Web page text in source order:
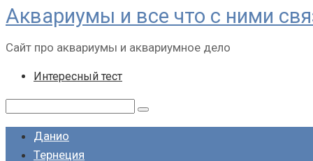
Перейти
контенту
Аквариумы и все что с ними
Сайт про аквариумы и аквариумное дело
Интересный тест
Данио
Тернеция